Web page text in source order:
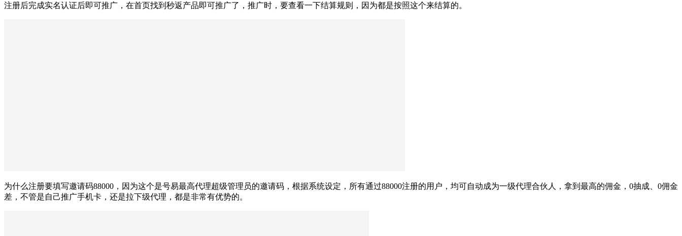
注册后完成实名认证后即可推广，在首页找到秒返产品即可推广了，推广时，要查看一下结算规则，因为都是按照这个来结算的。
为什么注册要填写邀请码88000，因为这个是号易最高代理超级管理员的邀请码，根据系统设定，所有通过88000注册的用户，均可自动成为一级代理合伙人，拿到最高的佣金，0抽成、0佣金
差，不管是自己推广手机卡，还是拉下级代理，都是非常有优势的。